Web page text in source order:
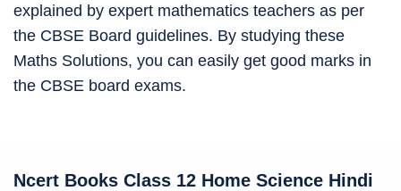
explained by expert mathematics teachers as per
the CBSE Board guidelines. By studying these
Maths Solutions, you can easily get good marks in
the CBSE board exams.
Ncert Books Class 12 Home Science Hindi